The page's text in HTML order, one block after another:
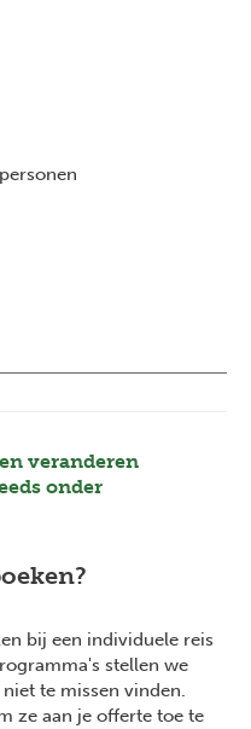
veranderen
onder
bij een individuele reis
stellen we
te missen vinden.
ze aan je offerte toe te